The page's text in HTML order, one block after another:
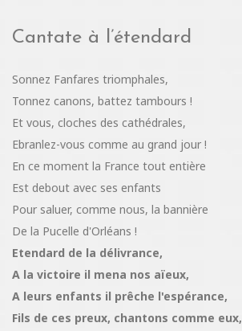
Cantate à l’étendard
Sonnez Fanfares triomphales,
Tonnez canons, battez tambours !
Et vous, cloches des cathédrales,
Ebranlez-vous comme au grand jour !
En ce moment la France tout entière
Est debout avec ses enfants
Pour saluer, comme nous, la bannière
De la Pucelle d'Orléans !
Etendard de la délivrance,
A la victoire il mena nos aïeux,
A leurs enfants il prêche l'espérance,
Fils de ces preux, chantons comme eux,